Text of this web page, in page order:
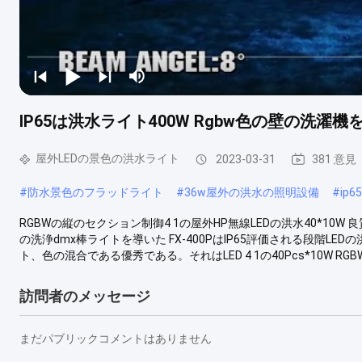
IP65は洪水ライト400W Rgbw色の壁の洗濯機
屋外LEDの景色の洪水ライト 2023-03-31 381 意見
#防水景色のフラッドライト #36w屋外の洪水の照明設備 #
RGBWの縦のセクション制御4 1の屋外HP無線LEDの洪水40*10W
の洗浄dmx棒ライトを導いた FX-400PはIP65評価される段階LED
ト、色の混合である優秀である。それはLED 4 1の40Pcs*10W
訪問者のメッセージ
まだパブリックコメントはありません